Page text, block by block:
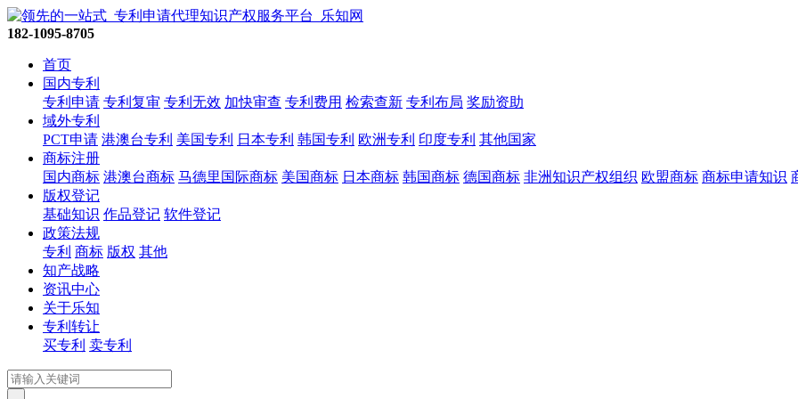
182-1095-8705
首页
国内专利
专利申请 专利复审 专利无效 加快审查 专利费用 检索查新 专利布局 奖励资助
域外专利
PCT申请 港澳台专利 美国专利 日本专利 韩国专利 欧洲专利 印度专利 其他国家
商标注册
国内商标 港澳台商标 马德里国际商标 美国商标 日本商标 韩国商标 德国商标 非洲知识产权组织 欧盟商标 商标申请知识
版权登记
基础知识 作品登记 软件登记
政策法规
专利 商标 版权 其他
知产战略
资讯中心
关于乐知
专利转让
买专利 卖专利